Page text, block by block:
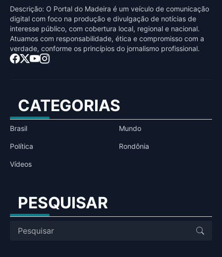
Descrição: O Portal do Madeira é um veículo de comunicação
digital com foco na produção e divulgação de notícias de
interesse público, com cobertura local, regional e nacional.
Atuamos com responsabilidade, ética e compromisso com a
verdade, conforme os princípios do jornalismo profissional.
CATEGORIAS
Brasil Mundo
Política Rondônia
Vídeos
PESQUISAR